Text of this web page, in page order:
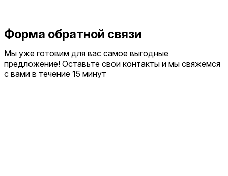
Форма обратной связи
Мы уже готовим для вас самое выгодные
предложение! Оставьте свои контакты и мы свяжемся
с вами в течение 15 минут